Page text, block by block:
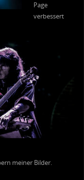
Page
verbessert
meiner Bilder.